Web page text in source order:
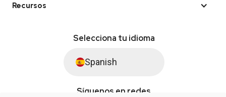
Recursos
Selecciona tu idioma
Spanish
Síguenos en redes